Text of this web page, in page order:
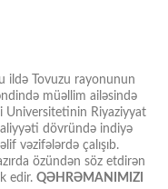
ildə Tovuzu rayonunun
müəllim ailəsində
Universitetinin Riyaziyyat
dövründə indiyə
vəzifələrdə çalışıb.
özündən söz etdirən
edir. QƏHRƏMANIMIZI